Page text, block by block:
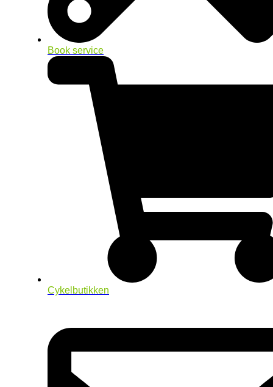
Book service
Cykelbutikken